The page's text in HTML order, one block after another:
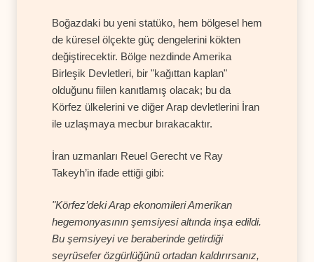
Boğazdaki bu yeni statüko, hem bölgesel hem
de küresel ölçekte güç dengelerini kökten
değiştirecektir. Bölge nezdinde Amerika
Birleşik Devletleri, bir "kağıttan kaplan"
olduğunu fiilen kanıtlamış olacak; bu da
Körfez ülkelerini ve diğer Arap devletlerini İran
ile uzlaşmaya mecbur bırakacaktır.
İran uzmanları Reuel Gerecht ve Ray
Takeyh’in ifade ettiği gibi:
"Körfez’deki Arap ekonomileri Amerikan
hegemonyasının şemsiyesi altında inşa edildi.
Bu şemsiyeyi ve beraberinde getirdiği
seyrüsefer özgürlüğünü ortadan kaldırırsanız,